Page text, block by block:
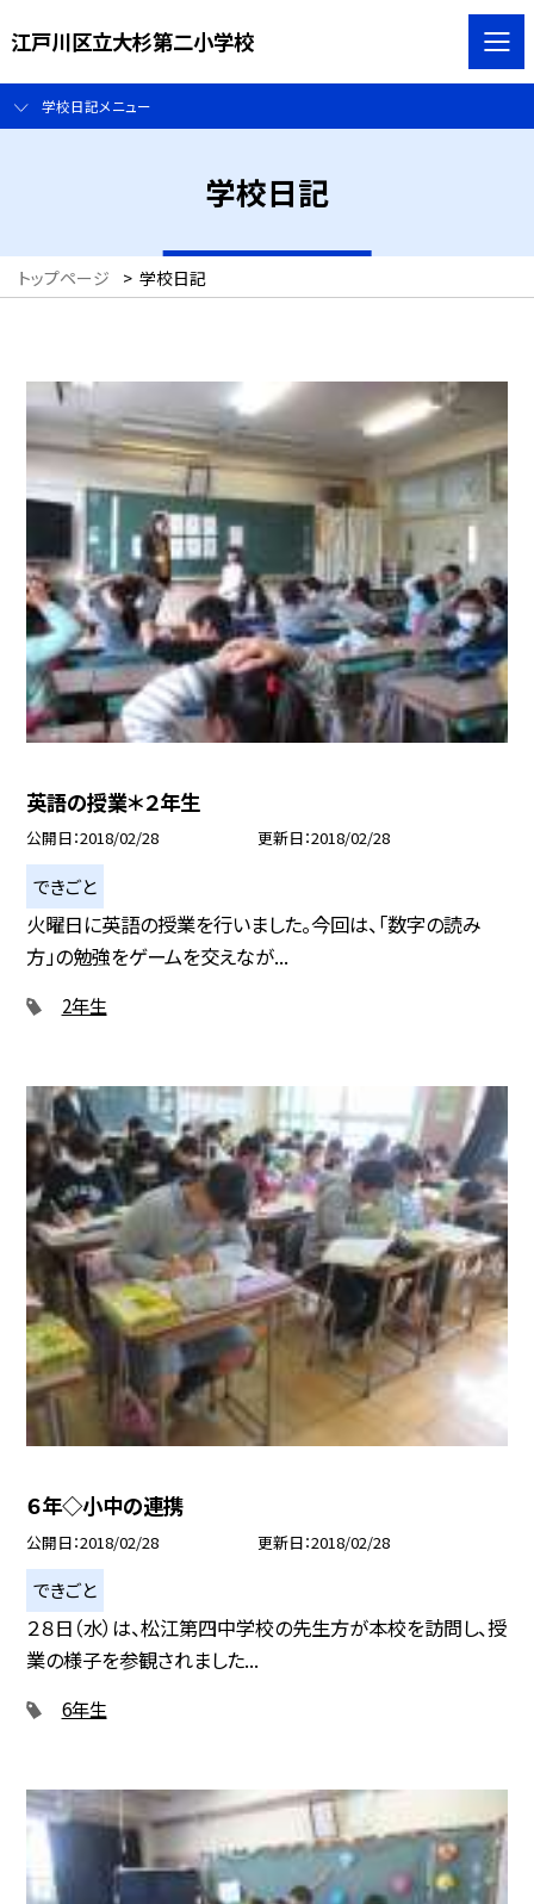
江戸川区立大杉第二小学校
学校日記メニュー
学校日記
トップページ > 学校日記
英語の授業＊２年生
公開日 2018/02/28 更新日 2018/02/28
できごと
火曜日に英語の授業を行いました。今回は、「数字の読み
方」の勉強をゲームを交えなが...
2年生
６年◇小中の連携
公開日 2018/02/28 更新日 2018/02/28
できごと
２８日（水）は、松江第四中学校の先生方が本校を訪問し、授
業の様子を参観されました...
6年生